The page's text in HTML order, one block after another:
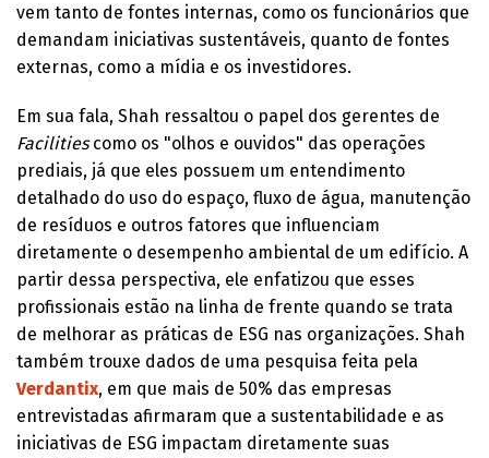
vem tanto de fontes internas, como os funcionários que
demandam iniciativas sustentáveis, quanto de fontes
externas, como a mídia e os investidores.
Em sua fala, Shah ressaltou o papel dos gerentes de
Facilitiescomo os "olhos e ouvidos" das operações
prediais, já que eles possuem um entendimento
detalhado do uso do espaço, fluxo de água, manutenção
de resíduos e outros fatores que influenciam
diretamente o desempenho ambiental de um edifício. A
partir dessa perspectiva, ele enfatizou que esses
profissionais estão na linha de frente quando se trata
de melhorar as práticas de ESG nas organizações. Shah
também trouxe dados de uma pesquisa feita pela
Verdantix, em que mais de 50% das empresas
entrevistadas afirmaram que a sustentabilidade e as
iniciativas de ESG impactam diretamente suas